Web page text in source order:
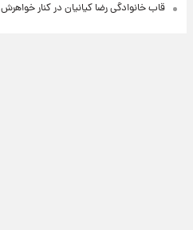
قاب خانوادگی رضا کیانیان در کنار خواهرش